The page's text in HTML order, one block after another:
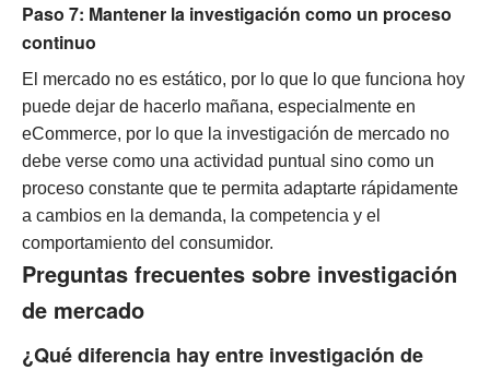
Paso 7: Mantener la investigación como un proceso
continuo
El mercado no es estático, por lo que lo que funciona hoy
puede dejar de hacerlo mañana, especialmente en
eCommerce, por lo que la investigación de mercado no
debe verse como una actividad puntual sino como un
proceso constante que te permita adaptarte rápidamente
a cambios en la demanda, la competencia y el
comportamiento del consumidor.
Preguntas frecuentes sobre investigación
de mercado
¿Qué diferencia hay entre investigación de